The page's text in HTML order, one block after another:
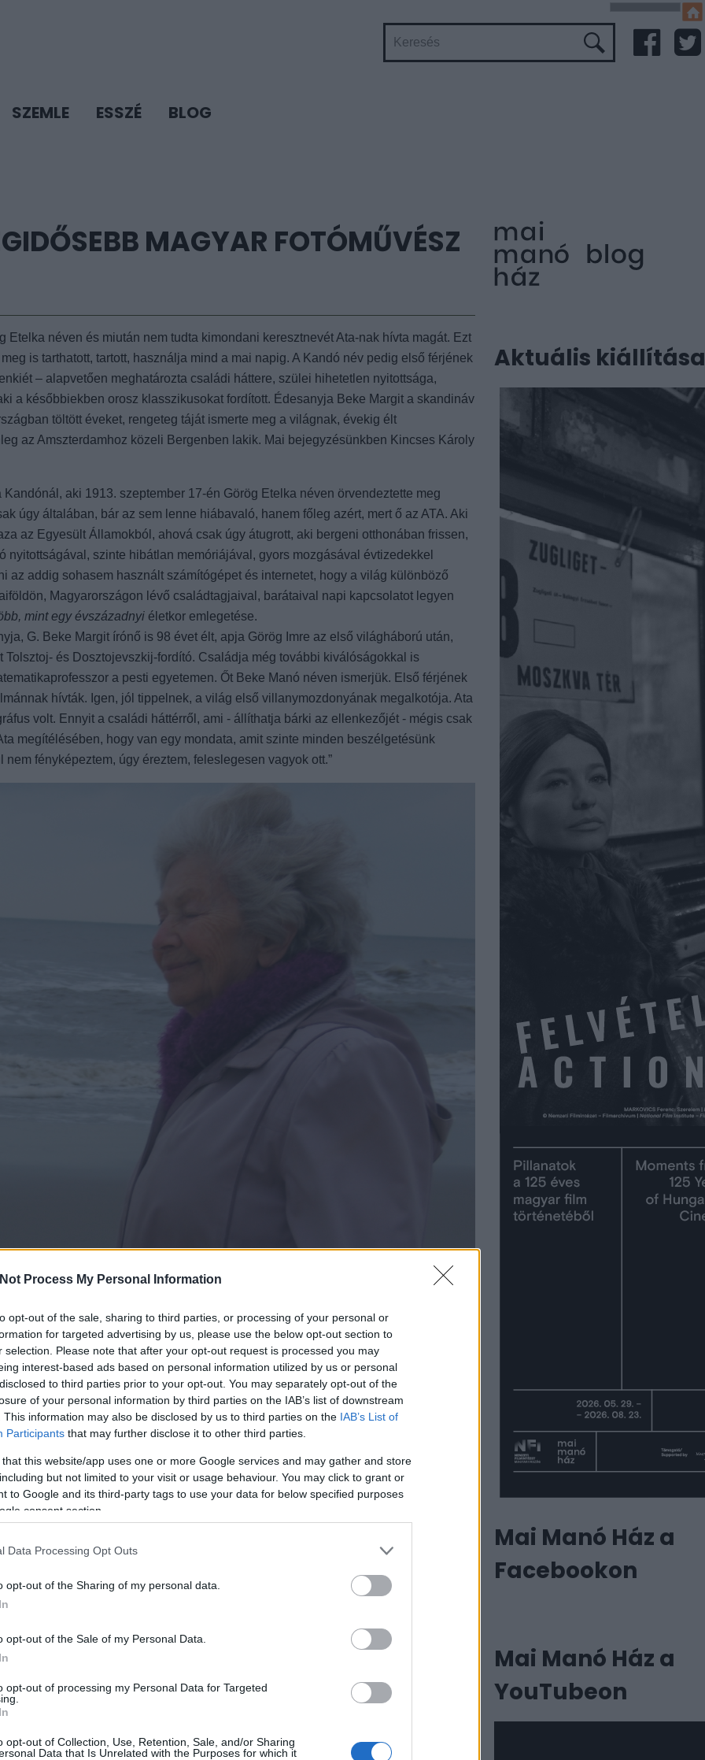
Process My Personal Information
opt-out of the sale, sharing to third parties, or processing of your personal or
for targeted advertising by us, please use the below opt-out section to
selection. Please note that after your opt-out request is processed you may
interest-based ads based on personal information utilized by us or personal
to third parties prior to your opt-out. You may separately opt-out of the
of your personal information by third parties on the IAB’s list of downstream
This information may also be disclosed by us to third parties on the IAB’s List of
Participants that may further disclose it to other third parties.
that this website/app uses one or more Google services and may gather and store
but not limited to your visit or usage behaviour. You may click to grant or
to Google and its third-party tags to use your data for below specified purposes
consent section.
Data Processing Opt Outs
opt-out of the Sharing of my personal data.
opt-out of the Sale of my Personal Data.
opt-out of processing my Personal Data for Targeted
opt-out of Collection, Use, Retention, Sale, and/or Sharing
Data that Is Unrelated with the Purposes for which it
SZEMLE ESSZÉ BLOG
MAGYAR FOTÓMŰVÉSZ
néven és miután nem tudta kimondani keresztnevét Ata-nak hívta magát. Ezt
is tarthatott, tartott, használja mind a mai napig. A Kandó név pedig első férjének
– alapvetően meghatározta családi háttere, szülei hihetetlen nyitottsága,
a későbbiekben orosz klasszikusokat fordított. Édesanyja Beke Margit a skandináv
töltött éveket, rengeteg táját ismerte meg a világnak, évekig élt
az Amszterdamhoz közeli Bergenben lakik. Mai bejegyzésünkben Kincses Károly
aki 1913. szeptember 17-én Görög Etelka néven örvendeztette meg
úgy általában, bár az sem lenne hiábavaló, hanem főleg azért, mert ő az ATA. Aki
az Egyesült Államokból, ahová csak úgy átugrott, aki bergeni otthonában frissen,
szinte hibátlan memóriájával, gyors mozgásával évtizedekkel
az addig sohasem használt számítógépet és internetet, hogy a világ különböző
Magyarországon lévő családtagjaival, barátaival napi kapcsolatot legyen
mint egy évszázadnyi életkor emlegetése.
G. Beke Margit írónő is 98 évet élt, apja Görög Imre az első világháború után,
és Dosztojevszkij-fordító. Családja még további kiválóságokkal is
a pesti egyetemen. Őt Beke Manó néven ismerjük. Első férjének
hívták. Igen, jól tippelnek, a világ első villanymozdonyának megalkotója. Ata
volt. Ennyit a családi háttérről, ami - állíthatja bárki az ellenkezőjét - mégis csak
megítélésében, hogy van egy mondata, amit szinte minden beszélgetésünk
fényképeztem, úgy éreztem, feleslegesen vagyok ott.”
Gabriella: Ata Kandó, 2005
és mint mindennek, ennek is vannak előzményei. Bortnyik Sándor
18 évesen férjhez is ment Kandó Gyula festőművészhez, akivel
róluk:„Az Ata fényképésznő, ma Amszterdamban él. Kétszer csinált expedíciót
gyerekük van. Az Öcsi meghalt ezelőtt két-három évvel, szívbajban. Ő állástalan
jó fiú, nagyon igaz, rendes, derék haver. Kandóékat Pestről ismertem meg és
ban laktak, olyan öt-tíz percre a Porte d’Orleanson túl. Ez 1932 tele volt.
egy fényképésznél. Úgy csináltuk a dolgot, hogy én, miután lakásom nem
a teraszon üldögéltem egy kávé mellett. Ez egy frankba került borravalóval együtt,
kiló krumplit, fél kiló hagymát és olajat. Kimentem Kandóékhoz, letettem. Ők
élet tartott öt vagy hat hétig. Akkor kapták meg Kandóék az első fizetésüket.”
Magyarországra. 1936-39 között Wachter Klára fényképésznél, Haár
majd 1939-ben visszamentek Párizsba. Beállt az időközben Párizsba költözött
az Avennue de l’Opera 35. alatt, mely a divatszalonok
amikor jött a háború és a német megszállás után, 1940-ben kitoloncolták
szabadúszó fotográfus lett. A II. világháború. kitöréséig elsősorban
alig valami maradt meg. Magyarországon születtek gyermekei, fia Tamás és
Aktuális
Mai Manó Ház a
Facebookon
Mai Manó Ház a
YouTubeon